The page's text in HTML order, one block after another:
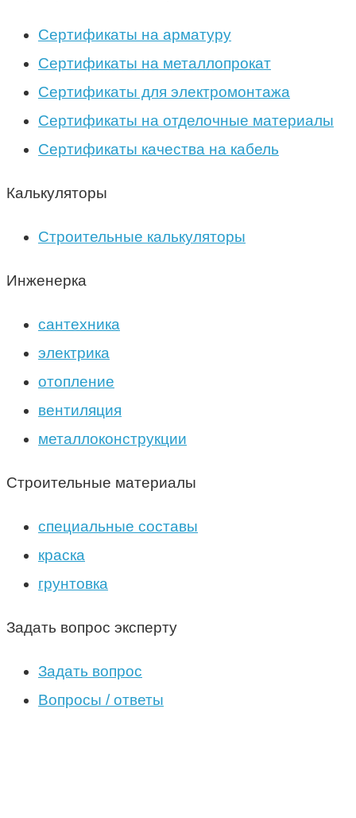
Сертификаты на арматуру
Сертификаты на металлопрокат
Сертификаты для электромонтажа
Сертификаты на отделочные материалы
Сертификаты качества на кабель
Калькуляторы
Строительные калькуляторы
Инженерка
сантехника
электрика
отопление
вентиляция
металлоконструкции
Строительные материалы
специальные составы
краска
грунтовка
Задать вопрос эксперту
Задать вопрос
Вопросы / ответы